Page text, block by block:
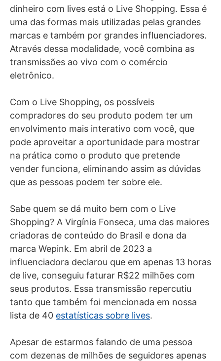
dinheiro com lives está o Live Shopping. Essa é
uma das formas mais utilizadas pelas grandes
marcas e também por grandes influenciadores.
Através dessa modalidade, você combina as
transmissões ao vivo com o comércio
eletrônico.
Com o Live Shopping, os possíveis
compradores do seu produto podem ter um
envolvimento mais interativo com você, que
pode aproveitar a oportunidade para mostrar
na prática como o produto que pretende
vender funciona, eliminando assim as dúvidas
que as pessoas podem ter sobre ele.
Sabe quem se dá muito bem com o Live
Shopping? A Virgínia Fonseca, uma das maiores
criadoras de conteúdo do Brasil e dona da
marca Wepink. Em abril de 2023 a
influenciadora declarou que em apenas 13 horas
de live, conseguiu faturar R$22 milhões com
seus produtos. Essa transmissão repercutiu
tanto que também foi mencionada em nossa
lista de 40 estatísticas sobre lives.
Apesar de estarmos falando de uma pessoa
com dezenas de milhões de seguidores apenas